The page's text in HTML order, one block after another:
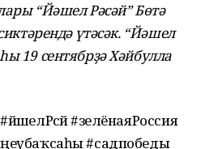
“Йәшел Рәсәй” Бөтә
үтәсәк. “Йәшел
19 сентябрҙә Хәйбулла
#зелёнаяРоссия
#садпобеды